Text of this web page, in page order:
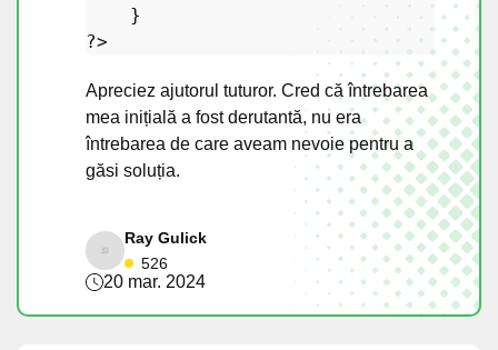
?>
Apreciez ajutorul tuturor. Cred că întrebarea
mea inițială a fost derutantă, nu era
întrebarea de care aveam nevoie pentru a
găsi soluția.
Ray Gulick
526
20 mar. 2024